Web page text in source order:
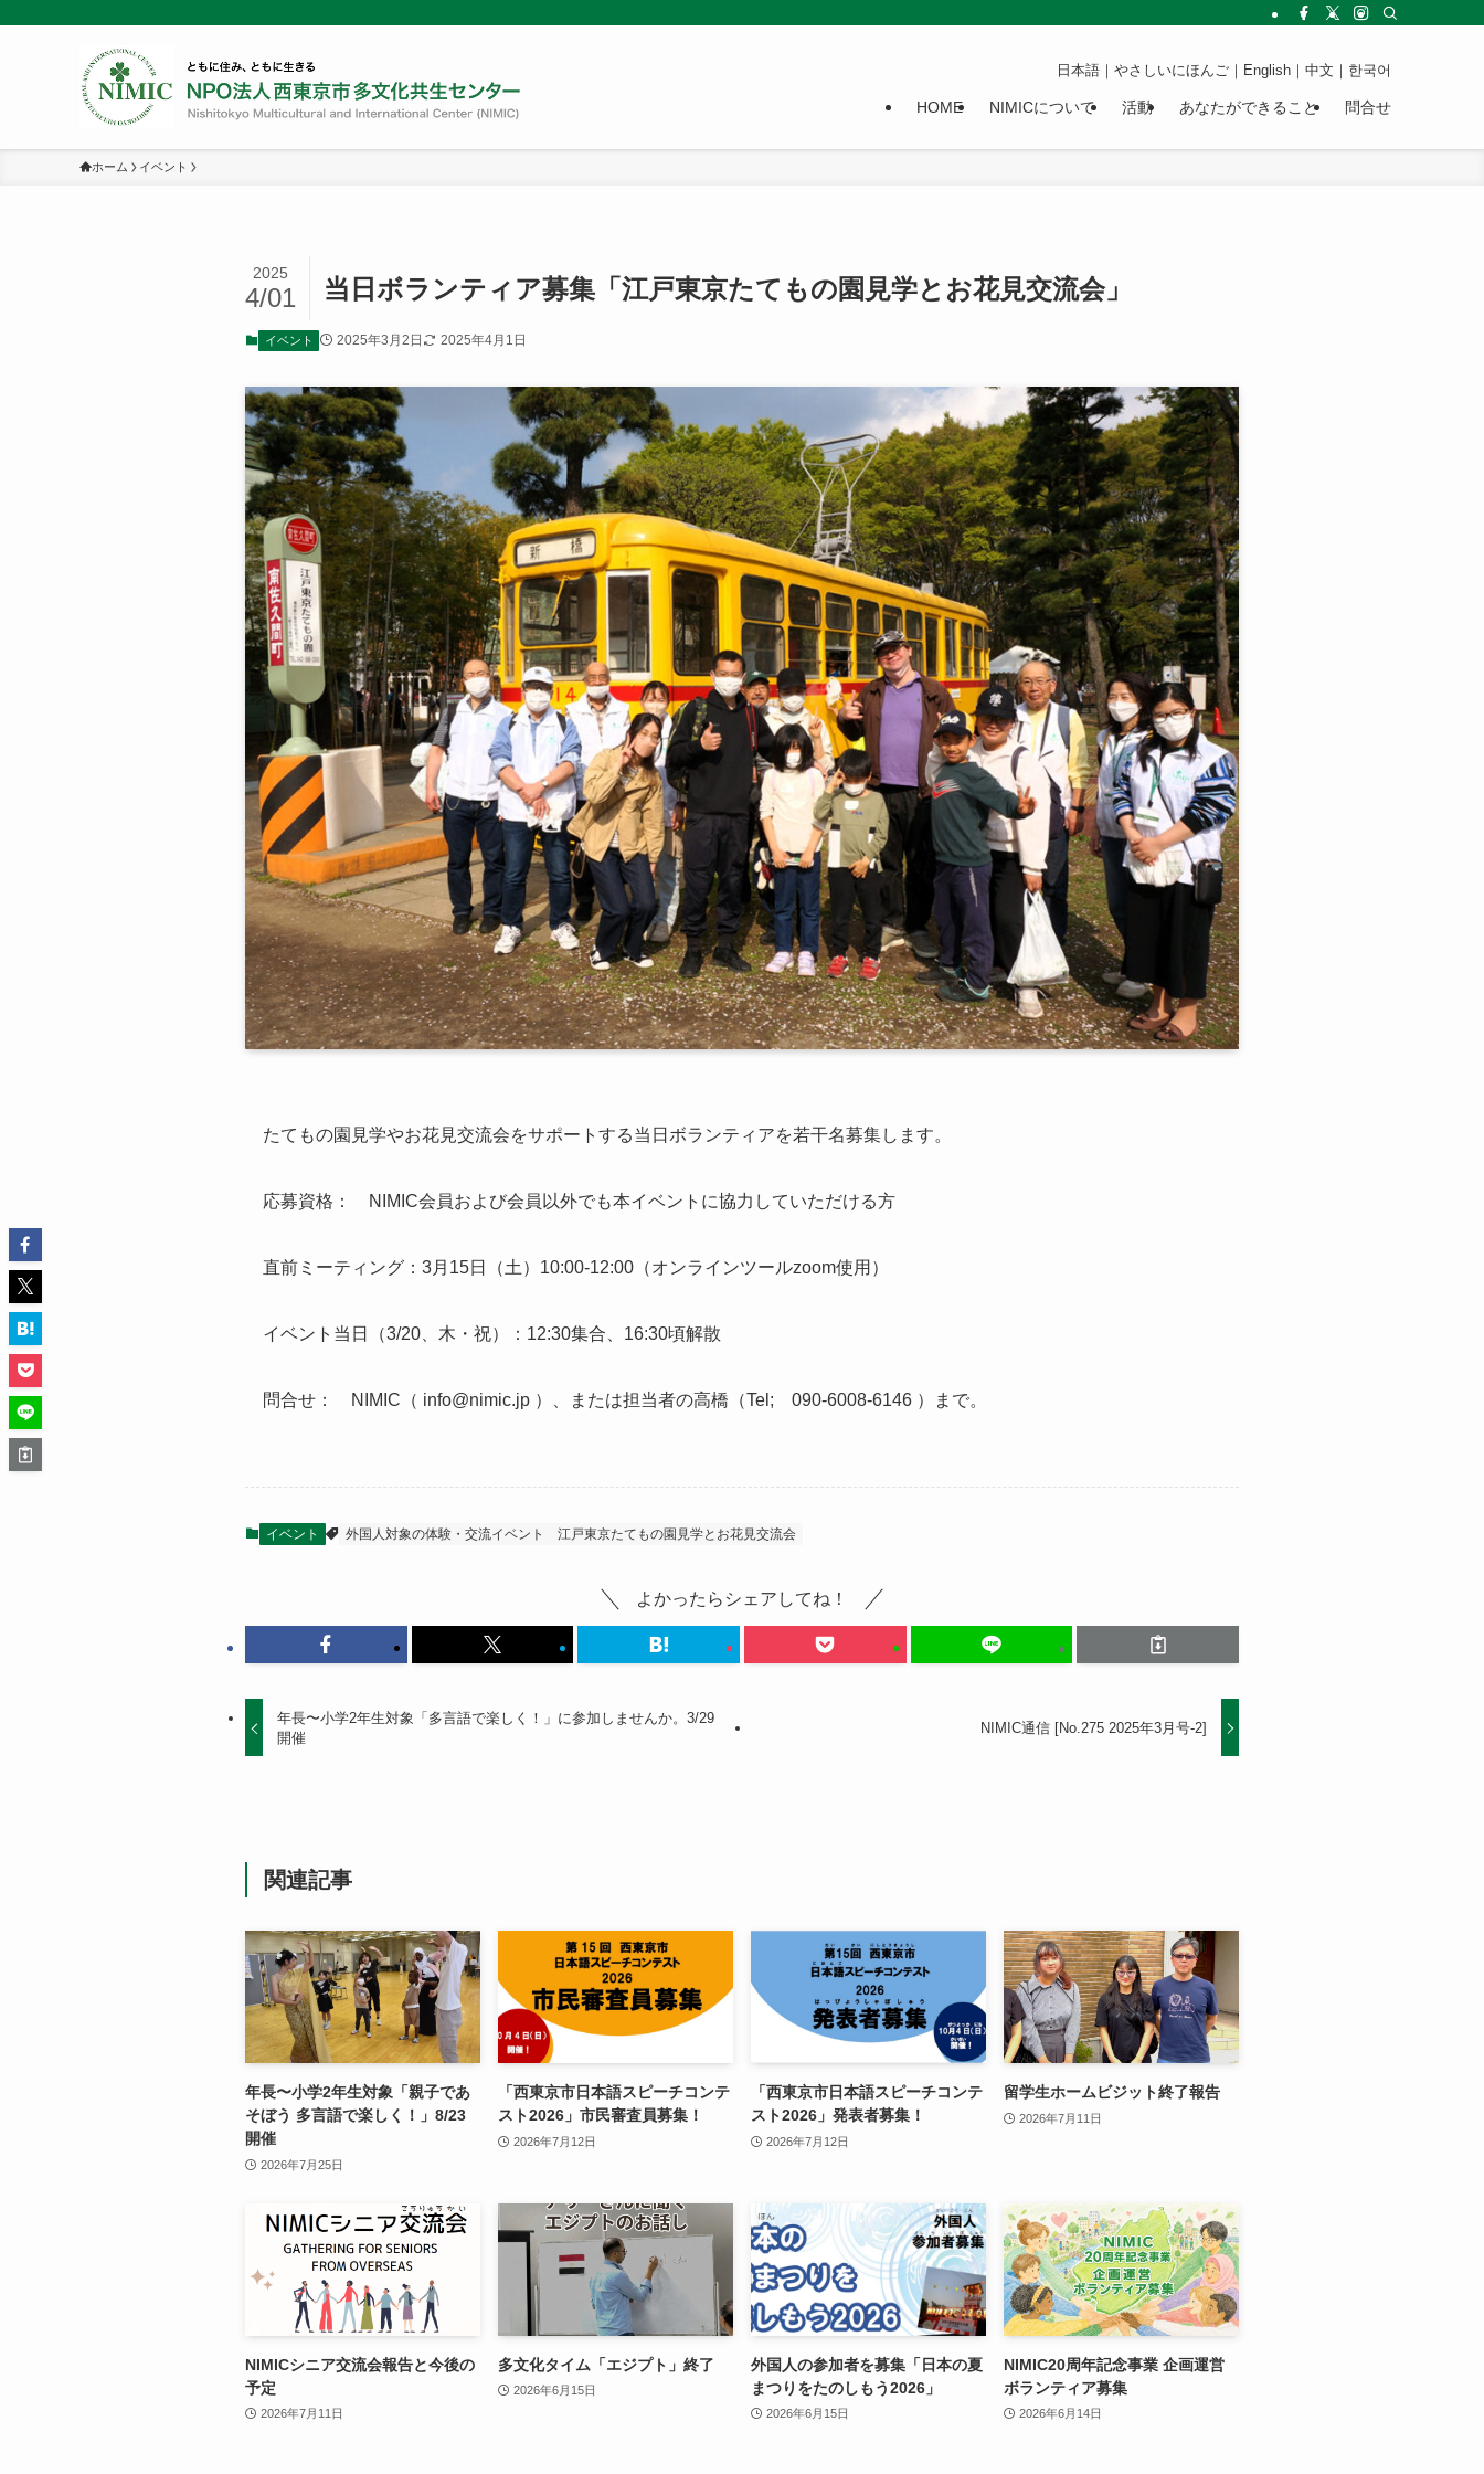
HOME NIMICについて 活動 あなたができること 問合せ
日本語 ｜ やさしいにほんご ｜ English ｜ 中文 ｜ 한국어
ホーム イベント
当日ボランティア募集「江戸東京たてもの園見学とお花見交流会」
2025
4/01
イベント 2025年3月2日 2025年4月1日
たてもの園見学やお花見交流会をサポートする当日ボランティアを若干名募集します。
応募資格： NIMIC会員および会員以外でも本イベントに協力していただける方
直前ミーティング：3月15日（土）10:00-12:00（オンラインツールzoom使用）
イベント当日（3/20、木・祝）：12:30集合、16:30頃解散
問合せ： NIMIC（ info@nimic.jp ）、または担当者の高橋（Tel; 090-6008-6146 ）まで。
イベント 外国人対象の体験・交流イベント 江戸東京たてもの園見学とお花見交流会
よかったらシェアしてね！
年長〜小学2年生対象「多言語で楽しく！」に参加しませんか。3/29
開催
NIMIC通信 [No.275 2025年3月号-2]
関連記事
年長〜小学2年生対象「親子であ
そぼう 多言語で楽しく！」8/23
開催
2026年7月25日
「西東京市日本語スピーチコンテ
スト2026」市民審査員募集！
2026年7月12日
「西東京市日本語スピーチコンテ
スト2026」発表者募集！
2026年7月12日
留学生ホームビジット終了報告
2026年7月11日
NIMICシニア交流会報告と今後の
予定
2026年7月11日
多文化タイム「エジプト」終了
2026年6月15日
外国人の参加者を募集「日本の夏
まつりをたのしもう2026」
2026年6月15日
NIMIC20周年記念事業 企画運営
ボランティア募集
2026年6月14日